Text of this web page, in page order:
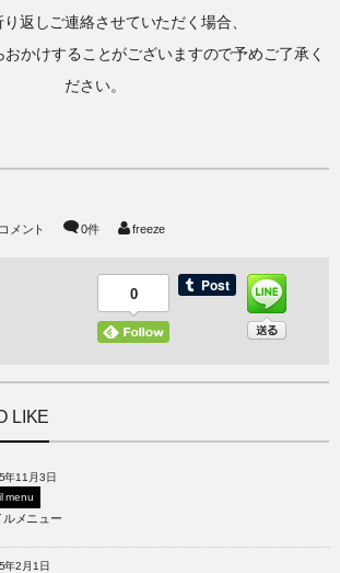
り返しご連絡させていただく場合、
かけすることがございますので予めご了承く
ださい。
コメント 0件 freeze
0
LIKE
年11月3日
menu
ルメニュー
年2月1日